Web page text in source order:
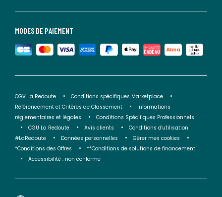
MODES DE PAIEMENT
CGV La Redoute
Conditions spécifiques Marketplace
Référencement et Critères de Classement
Informations
réglementaires et légales
Conditions Spécifiques Professionnels
CGU La Redoute
Avis clients
Conditions d'utilisation
#LaRedoute
Données personnelles
Gérer mes cookies
*Conditions des Offres
**Conditions de solutions de financement
Accessibilité : non conforme